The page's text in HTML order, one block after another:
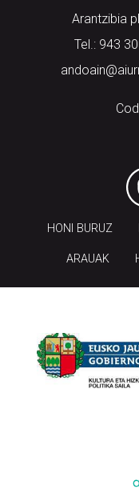
Arantzibia
Tel.: 943
HONI BURUZ
ARAUAK